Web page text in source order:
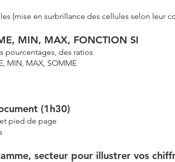
(mise en surbrillance des cellules selon leur
MIN, MAX, FONCTION SI
pourcentages, des ratios
MIN, MAX, SOMME
(1h30)
pied de page
secteur pour illustrer vos